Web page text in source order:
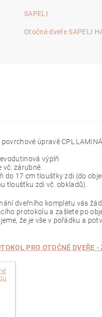
SAPELI
Otočné dveře SAPELI
povrchové úpravě CPL
výplň
vč. zárubně.
do 17 cm tloušťky zdi (do
tloušťku zdi vč. obkladů).
dveřního kompletu vás
protokolu a zašlete po
že je vše v pořádku a
PRO OTOČNÉ DVEŘE -